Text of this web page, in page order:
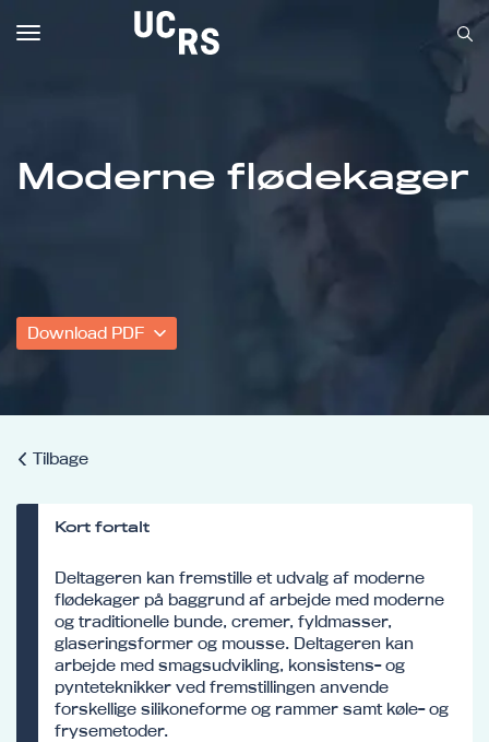
Om UCRS
Moderne flødekager
Download PDF
Tilbage
Kort fortalt
Deltageren kan fremstille et udvalg af moderne
flødekager på baggrund af arbejde med moderne
og traditionelle bunde, cremer, fyldmasser,
glaseringsformer og mousse. Deltageren kan
arbejde med smagsudvikling, konsistens- og
pynteteknikker ved fremstillingen anvende
forskellige silikoneforme og rammer samt køle- og
frysemetoder.